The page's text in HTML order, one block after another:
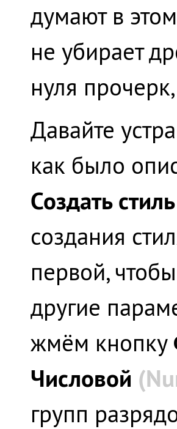
думают в
не убирает
нуля
Давайте
как было
Создать
создания
первой,
другие
жмём кнопку
Числовой
групп